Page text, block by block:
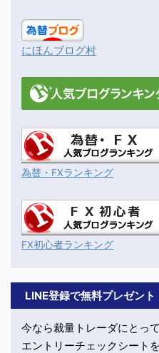
にほんブログ村
為替・FXランキング
FX初心者ランキング
LINE登録で無料プレゼント
今なら裁量トレーダにとっ
エントリーチェックシート